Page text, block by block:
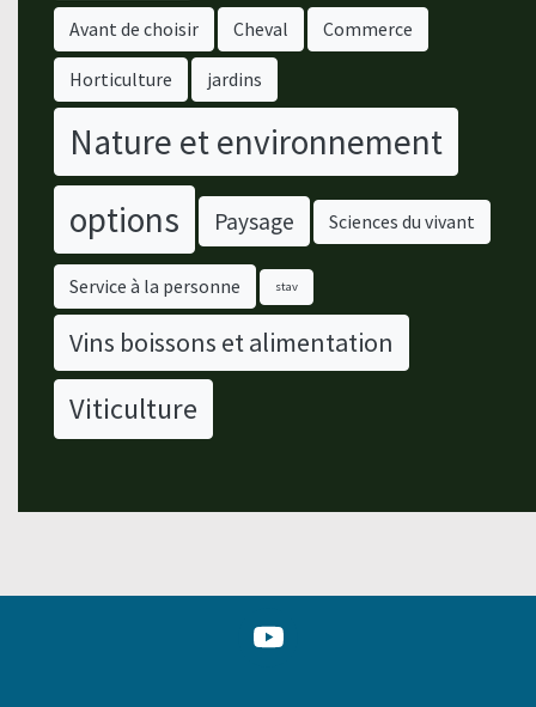
Avant de choisir Cheval Commerce
Horticulture jardins
Nature et environnement
options
Paysage Sciences du vivant
Service à la personne stav
Vins boissons et alimentation
Viticulture